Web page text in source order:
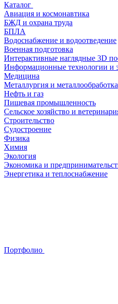
Каталог
Авиация и космонавтика
БЖД и охрана труда
БПЛА
Водоснабжение и водоотведение
Военная подготовка
Интерактивные наглядные 3D
Информационные технологии и
Медицина
Металлургия и металлообработка
Нефть и газ
Пищевая промышленность
Сельское хозяйство и
Строительство
Судостроение
Физика
Химия
Экология
Экономика и
Энергетика и теплоснабжение
Портфолио